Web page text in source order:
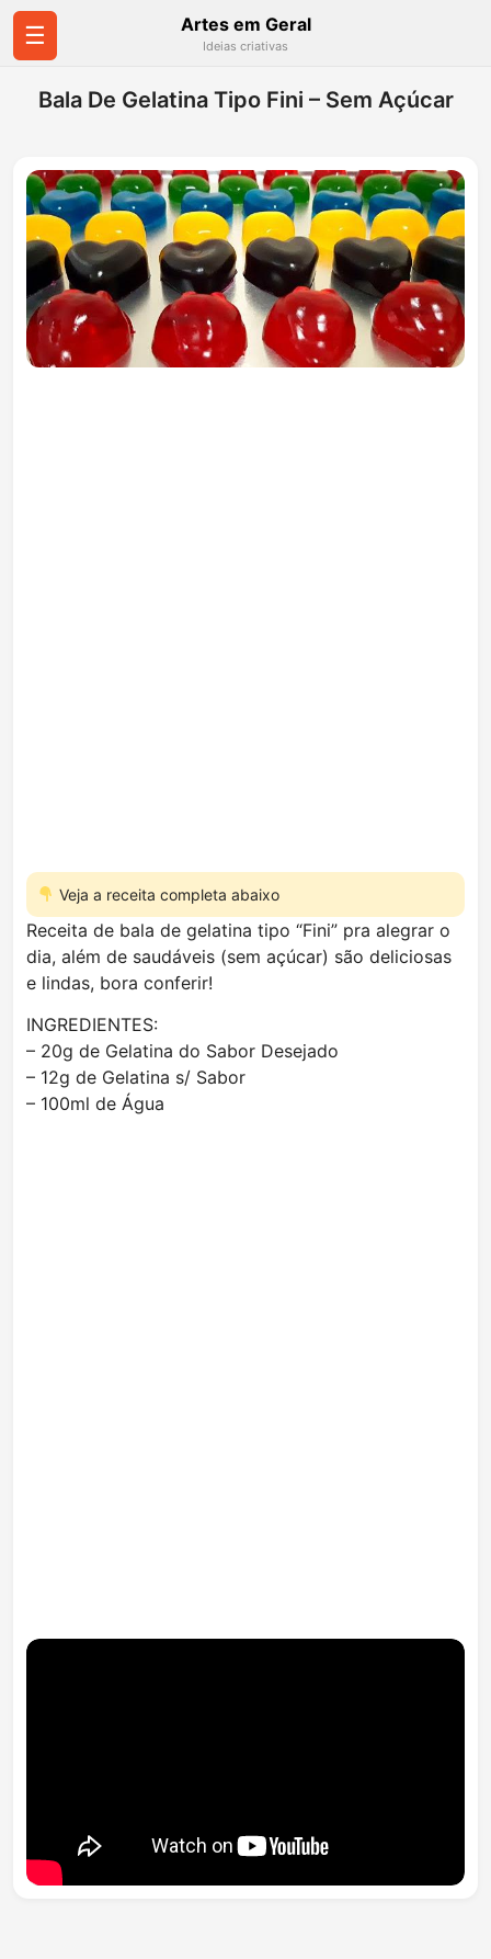
☰ Artes em Geral
Ideias criativas
Bala De Gelatina Tipo Fini – Sem Açúcar
Veja a receita completa abaixo
Receita de bala de gelatina tipo “Fini” pra alegrar o
dia, além de saudáveis (sem açúcar) são deliciosas
e lindas, bora conferir!
INGREDIENTES:
– 20g de Gelatina do Sabor Desejado
– 12g de Gelatina s/ Sabor
– 100ml de Água